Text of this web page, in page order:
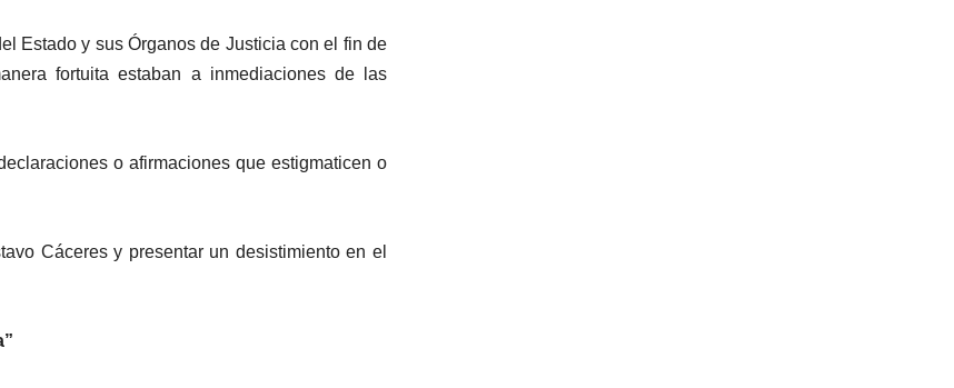
Estado y sus Órganos de Justicia con el fin de
fortuita estaban a inmediaciones de las
o afirmaciones que estigmaticen o
Cáceres y presentar un desistimiento en el